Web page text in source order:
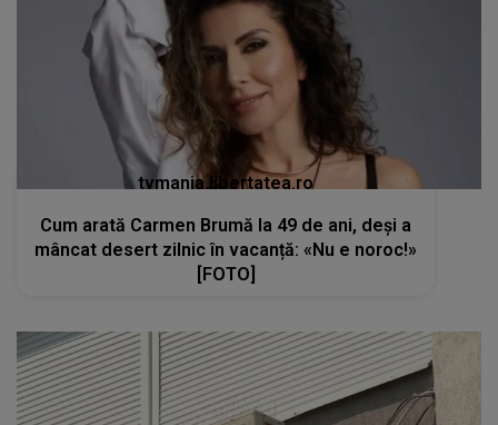
tvmania.libertatea.ro
Cum arată Carmen Brumă la 49 de ani, deși a
mâncat desert zilnic în vacanță: «Nu e noroc!»
[FOTO]